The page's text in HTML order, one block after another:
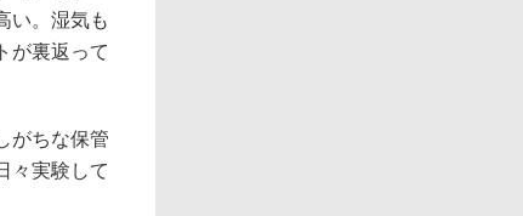
い。湿気も
が裏返って
がちな保管
々実験して